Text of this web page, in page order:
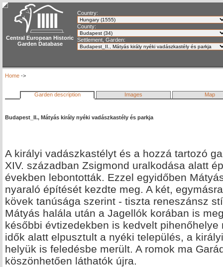
Central European Historic
Garden Database
Country:
County:
Settlement, Garden:
Home ->
Garden description Images Map
Budapest_II., Mátyás király nyéki vadászkastély és parkja
A királyi vadászkastélyt és a hozzá tartozó
XIV. században Zsigmond uralkodása alatt
években lebontották. Ezzel egyidőben
nyaraló építését kezdte meg. A két,
kövek tanúsága szerint - tiszta reneszánsz
Mátyás halála után a Jagellók korában is
későbbi évtizedekben is kedvelt
idők alatt elpusztult a nyéki település, a
helyük is feledésbe merült. A romok ma
köszönhetően láthatók újra.